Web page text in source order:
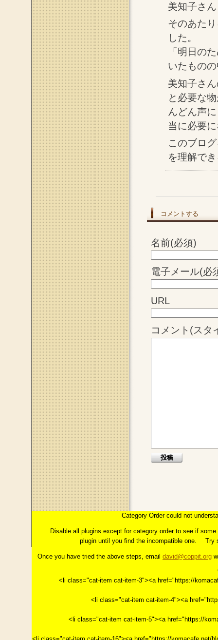
美知子さん
そのあた
した。
「明日の
いたもの
美知子さ
と必要な
んどん声
当に必要
このブロ
を理解で
コメントする
名前(必須)
電子メール(必
URL
コメント(スタ
Category Order could not
Disable all plugins except for category order to see if
plugin until you find the incompatible one.
Try
Once you have tried the above steps, email david@coppit.org
<li class="cat-item cat-item-3"><a href="https://
<li class="cat-item cat-item-4"><a
<li class="cat-item cat-item-5"><a href="https://
はじめに
第１章「イメージ」とは